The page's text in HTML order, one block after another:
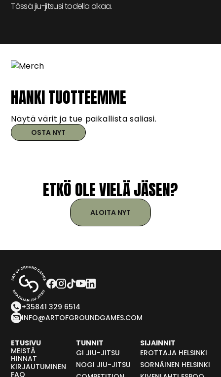
Tässä jiu-jitsusi todella alkaa.
HANKI TUOTTEEMME
Näytä värit ja tue paikallista saliasi.
OSTA NYT
ETKÖ OLE VIELÄ JÄSEN?
ALOITA NYT
+35841 329 6514
INFO@ARTOFGROUNDGAMES.COM
ETUSIVU
MEISTÄ
HINNAT
KIRJAUTUMINEN
FAQ
TUNNIT
GI JIU-JITSU
NOGI JIU-JITSU
SIJAINNIT
EROTTAJA HELSINKI
SORNÄINEN HELSINKI